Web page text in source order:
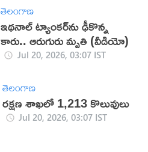
తెలంగాణ
ఇథనాల్ ట్యాంకర్‌ను ఢీకొన్న
కారు.. ఆరుగురు మృతి (వీడియో)
Jul 20, 2026, 03:07 IST
తెలంగాణ
రక్షణ శాఖలో 1,213 కొలువులు
Jul 20, 2026, 03:07 IST